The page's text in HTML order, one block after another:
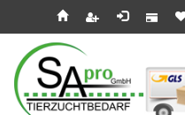
Seitenebreiche: